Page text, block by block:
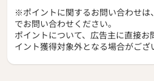
※ポイントに関するお問い合わせは、
でお問い合わせください。
ポイントについて、広告主に直接
イント獲得対象外となる場合がござ